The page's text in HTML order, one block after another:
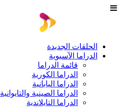
الحلقات الجديدة
الدراما الآسيوية
قائمة الدراما
الدراما الكورية
الدراما اليابانية
الدراما الصينية والتايوانية
الدراما التايلاندية